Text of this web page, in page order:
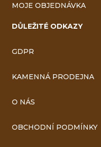
MOJE OBJEDNÁVKA
DŮLEŽITÉ ODKAZY
GDPR
KAMENNÁ PRODEJNA
O NÁS
OBCHODNÍ PODMÍNKY